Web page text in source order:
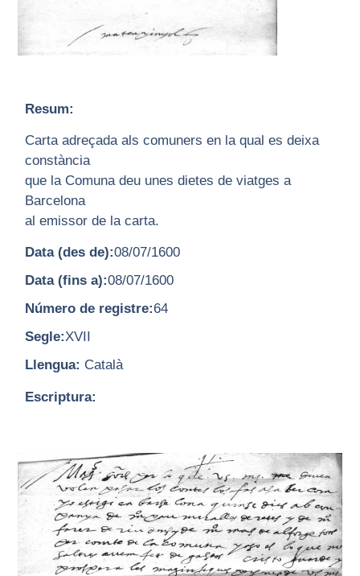
Resum:
Carta adreçada als comuners en la qual es deixa
constància
que la Comuna deu unes dietes de viatges a
Barcelona
al emissor de la carta.
Data (des de):08/07/1600
Data (fins a):08/07/1600
Número de registre:64
Segle:XVII
Llengua: Català
Escriptura: